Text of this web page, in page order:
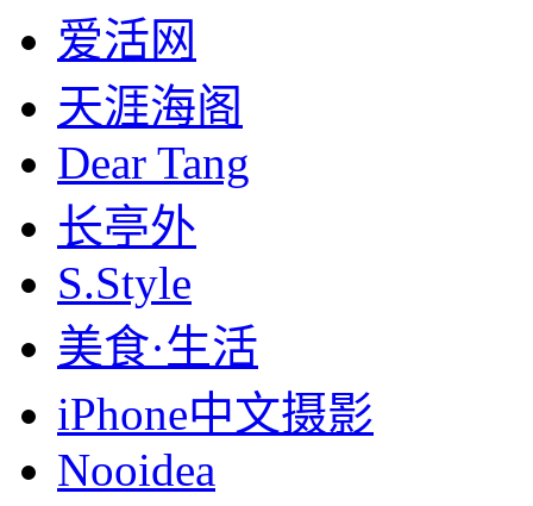
爱活网
天涯海阁
Dear Tang
长亭外
S.Style
美食·生活
iPhone中文摄影
Nooidea